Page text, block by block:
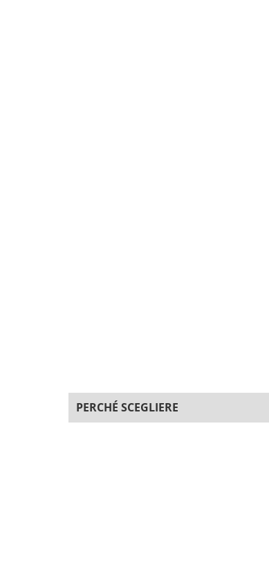
PERCHÉ SCEGLIERE